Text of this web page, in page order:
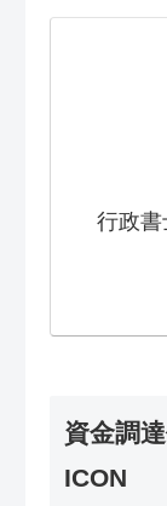
行政書
資金調
ICON